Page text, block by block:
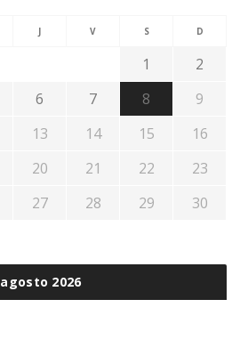
agosto 2026
J V S D
1
2
6 7 8
9
13 14 15
16
20 21 22
23
27 28 29
30